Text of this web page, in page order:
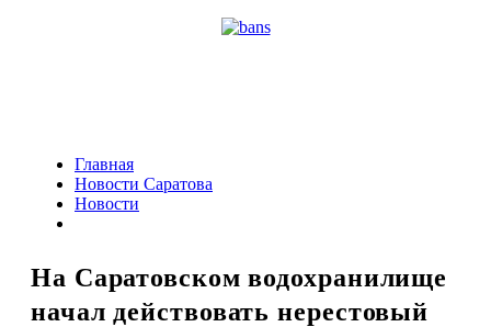
Главная
Новости Саратова
Новости
На Саратовском водохранилище
начал действовать нерестовый